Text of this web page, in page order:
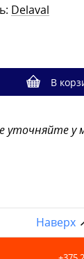
Delaval
В
уточняйте у
Наверх